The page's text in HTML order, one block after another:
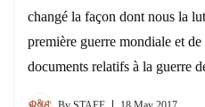
changé la façon dont nous la
première guerre mondiale et
documents relatifs à la guerre